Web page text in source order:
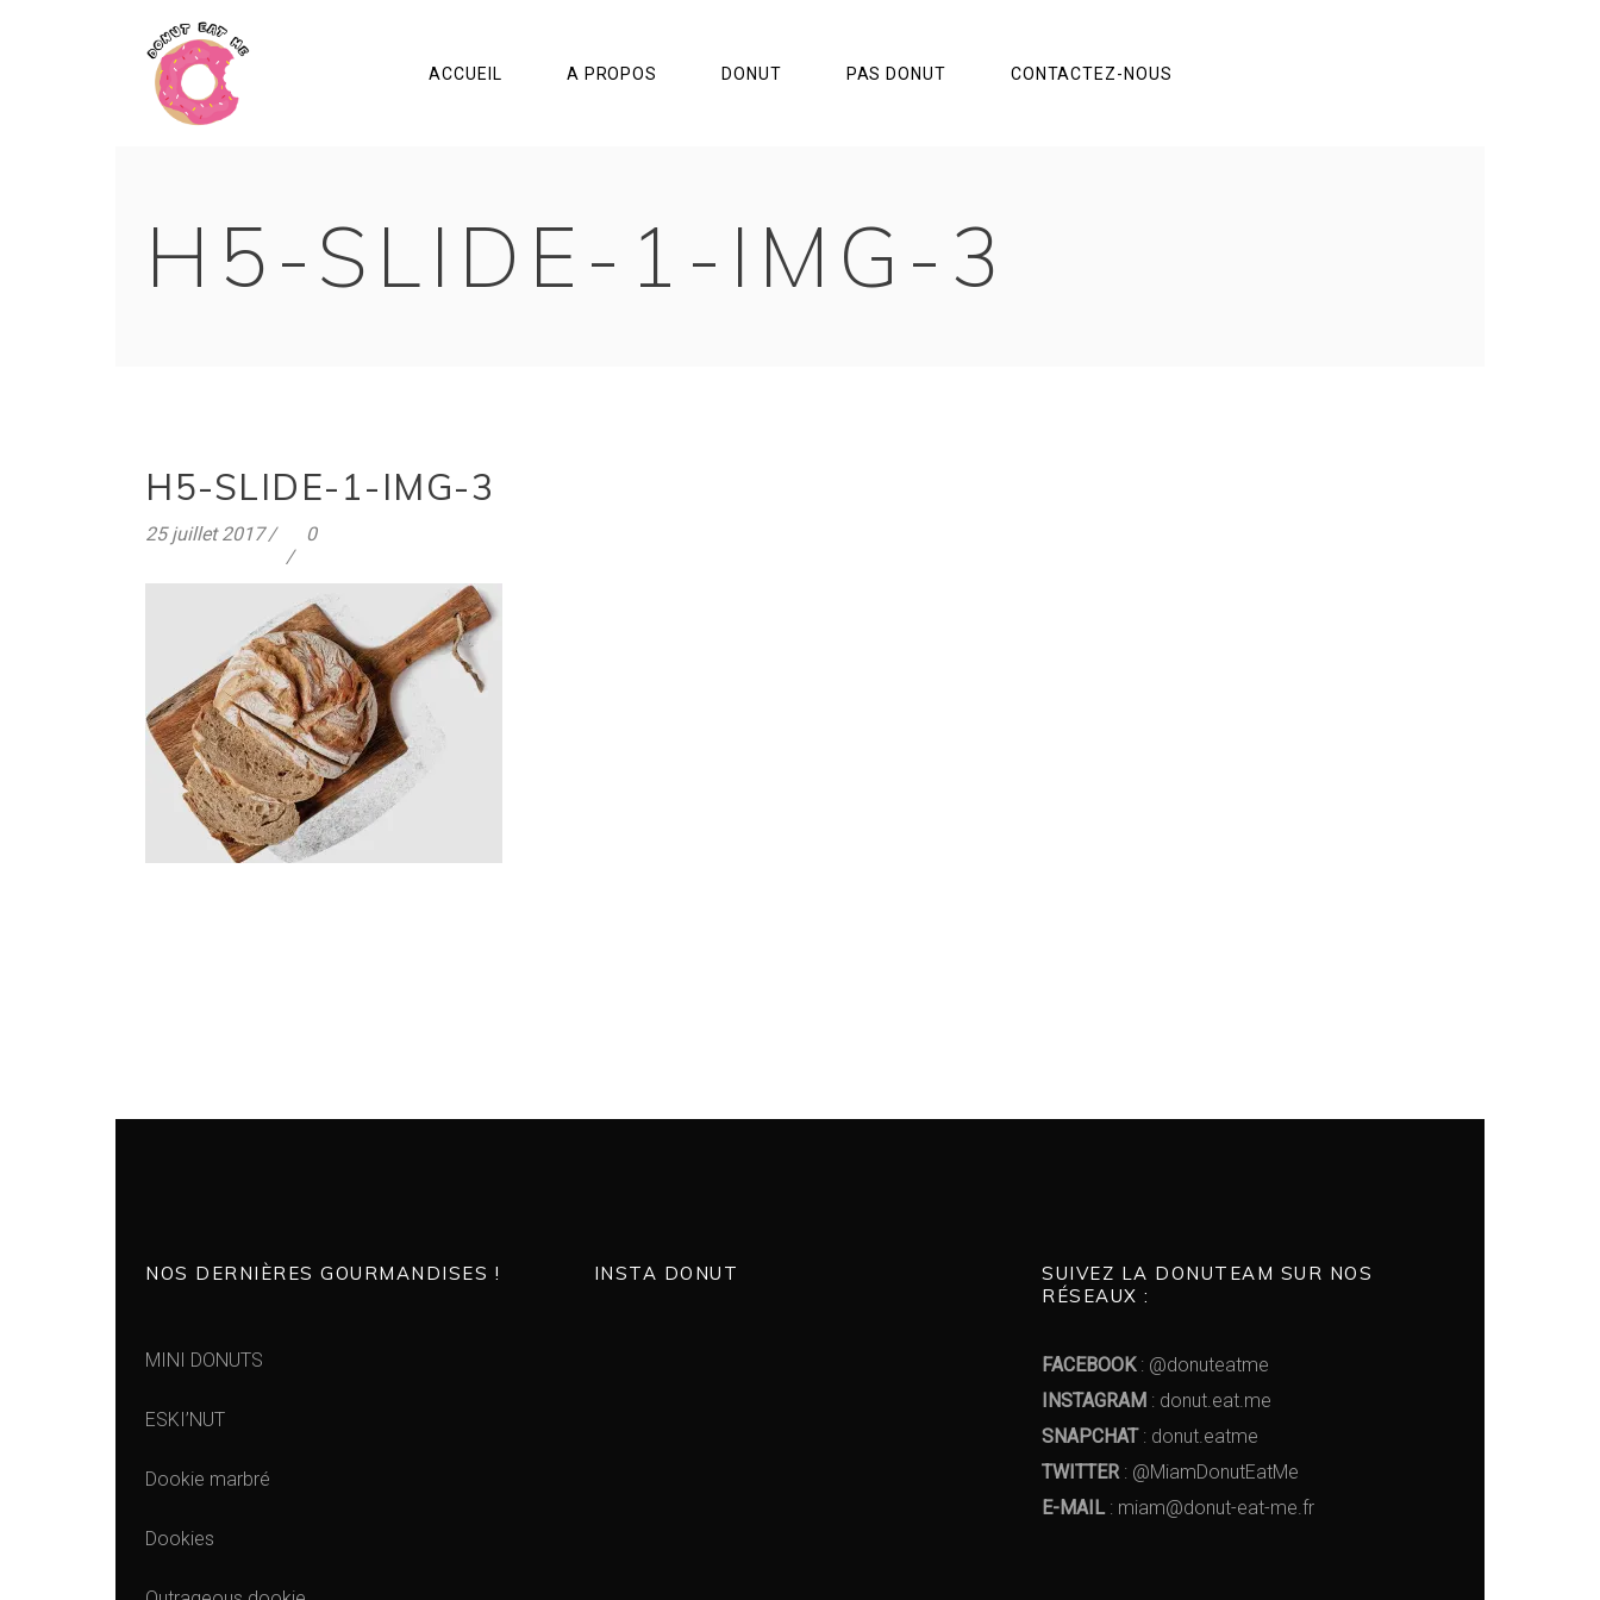
ACCUEIL A PROPOS DONUT PAS DONUT CONTACTEZ-NOUS
H5-SLIDE-1-IMG-3
H5-SLIDE-1-IMG-3
25 juillet 2017 0
NOS DERNIÈRES GOURMANDISES !
MINI DONUTS
ESKI’NUT
Dookie marbré
Dookies
INSTA DONUT
SUIVEZ LA DONUTEAM SUR NOS
RÉSEAUX :
FACEBOOK: @donuteatme
INSTAGRAM : donut.eat.me
SNAPCHAT: donut.eatme
TWITTER: @MiamDonutEatMe
E-MAIL: miam@donut-eat-me.fr